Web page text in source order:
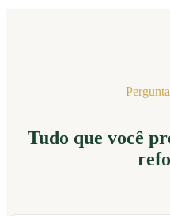
Tudo que você